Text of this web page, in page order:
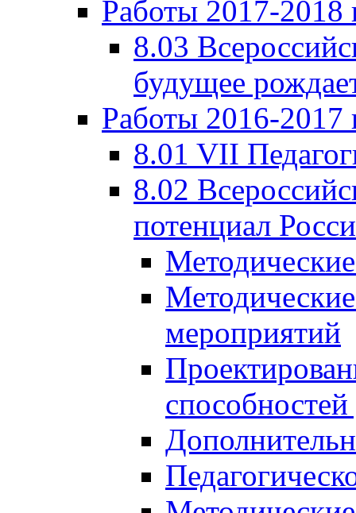
Работы 2017-2018
8.03
будущее
Работы 2016-2017
8.01 VII
8.02
потенциал
мероприятий